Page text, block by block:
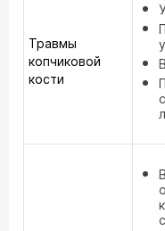
Травмы
копчиковой
кости